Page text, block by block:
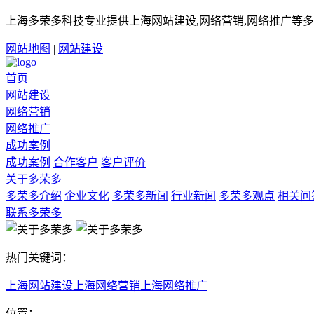
上海多荣多科技专业提供上海网站建设,网络营销,网络推广等
网站地图 | 网站建设
首页
网站建设
网络营销
网络推广
成功案例
成功案例 合作客户 客户评价
关于多荣多
多荣多介绍 企业文化 多荣多新闻 行业新闻 多荣多观点 相关问
联系多荣多
热门关键词：
上海网站建设 上海网络营销 上海网络推广